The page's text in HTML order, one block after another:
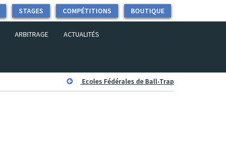
BOUTIQUE
COMPÉTITIONS
STAGES
ARBITRAGE ACTUALITÉS
Ecoles Fédérales de Ball-Trap